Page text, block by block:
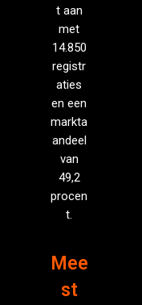
t aan
met
14.850
registr
aties
en een
markta
andeel
van
49,2
procen
t.
Mee
st